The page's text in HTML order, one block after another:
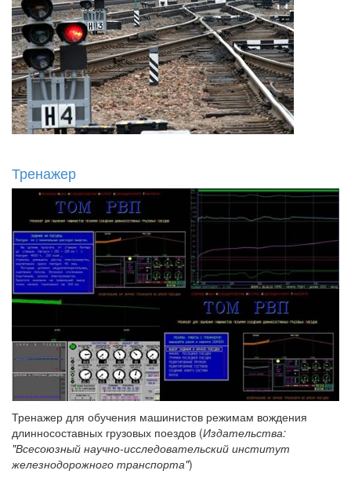
Тренажер
Тренажер для обучения машинистов режимам вождения
длинносоставных грузовых поездов (Издательства:
"Всесоюзный научно-исследовательский институт
железнодорожного транспорта")